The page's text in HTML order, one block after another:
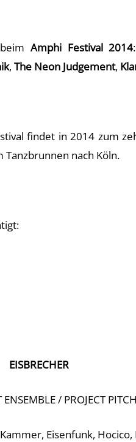
Amphi Festival 2014
, The Neon Judgement,
findet in 2014 zum
nach Köln.
EISBRECHER
/ PROJECT
Eisenfunk, Hocico,